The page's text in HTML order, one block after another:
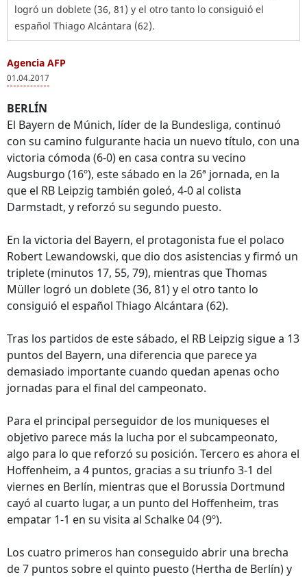
logró un doblete (36, 81) y el otro tanto lo consiguió el
español Thiago Alcántara (62).
Agencia AFP
01.04.2017
BERLÍN
El Bayern de Múnich, líder de la Bundesliga, continuó
con su camino fulgurante hacia un nuevo título, con una
victoria cómoda (6-0) en casa contra su vecino
Augsburgo (16º), este sábado en la 26ª jornada, en la
que el RB Leipzig también goleó, 4-0 al colista
Darmstadt, y reforzó su segundo puesto.
En la victoria del Bayern, el protagonista fue el polaco
Robert Lewandowski, que dio dos asistencias y firmó un
triplete (minutos 17, 55, 79), mientras que Thomas
Müller logró un doblete (36, 81) y el otro tanto lo
consiguió el español Thiago Alcántara (62).
Tras los partidos de este sábado, el RB Leipzig sigue a 13
puntos del Bayern, una diferencia que parece ya
demasiado importante cuando quedan apenas ocho
jornadas para el final del campeonato.
Para el principal perseguidor de los muniqueses el
objetivo parece más la lucha por el subcampeonato,
algo para lo que reforzó su posición. Tercero es ahora el
Hoffenheim, a 4 puntos, gracias a su triunfo 3-1 del
viernes en Berlín, mientras que el Borussia Dortmund
cayó al cuarto lugar, a un punto del Hoffenheim, tras
empatar 1-1 en su visita al Schalke 04 (9º).
Los cuatro primeros han conseguido abrir una brecha
de 7 puntos sobre el quinto puesto (Hertha de Berlín) y